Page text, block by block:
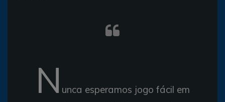
N unca esperamos jogo fácil em